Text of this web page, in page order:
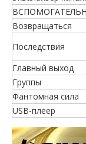
Возвращаться
Последствия
Главный выход
Группы
Фантомная сила
USB-плеер